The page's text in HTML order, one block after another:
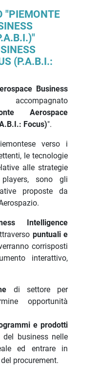
"PIEMONTE
(P.A.B.I.:
Business
Aerospace
Focus)".
verso i
le tecnologie
alle strategie
sono gli
proposte da
Intelligence
puntuali e
corrisposti
interattivo,
di settore per
opportunità
e prodotti
business nelle
ed entrare in
procurement.